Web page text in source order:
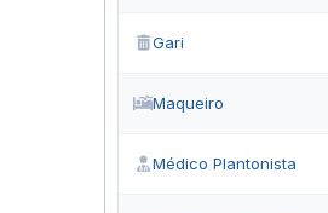
Gari
Maqueiro
Médico Plantonista